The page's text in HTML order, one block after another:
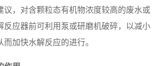
议，对含颗粒态有机物浓度较高的废水或
反应器前可利用泵或研磨机破碎，以减小
加快水解反应的进行。